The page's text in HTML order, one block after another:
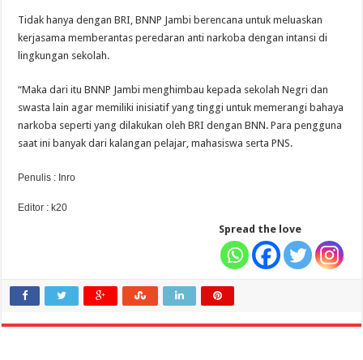
Tidak hanya dengan BRI, BNNP Jambi berencana untuk meluaskan
kerjasama memberantas peredaran anti narkoba dengan intansi di
lingkungan sekolah.
“Maka dari itu BNNP Jambi menghimbau kepada sekolah Negri dan
swasta lain agar memiliki inisiatif yang tinggi untuk memerangi bahaya
narkoba seperti yang dilakukan oleh BRI dengan BNN. Para pengguna
saat ini banyak dari kalangan pelajar, mahasiswa serta PNS.
Penulis : Inro
Editor : k20
Spread the love